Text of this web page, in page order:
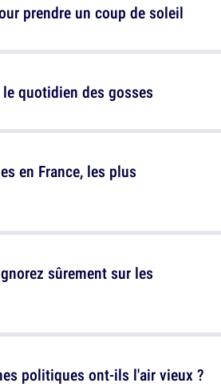
prendre un coup de soleil
en France, les plus
politiques ont-ils l'air vieux ?
quotidien des gosses
sûrement sur les